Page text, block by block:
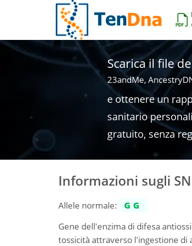
Scarica il file
23andMe,
e ottenere un
sanitario
gratuito, senza
Informazioni sugli
Allele normale:
GG
Gene dell'enzima di difesa
tossicità attraverso l'ingestione di